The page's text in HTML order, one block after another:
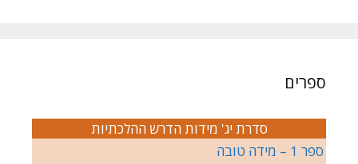
ספרים
סדרת יג' מידות הדרש ההלכתיות
ספר 1 – מידה טובה